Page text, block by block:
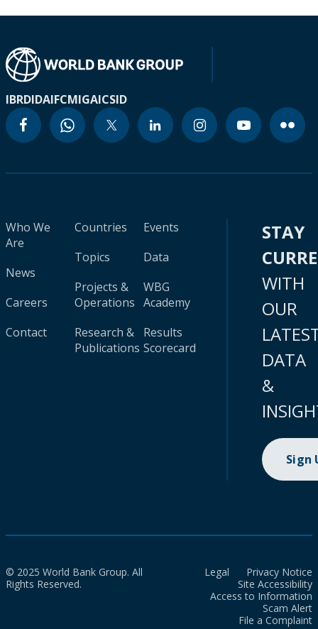
IBRDIDAIFCMIGAICSID
Who We
Are
News
Careers
Contact
Countries
Topics
Projects &
Operations
Research &
Publications
Events
Data
WBG
Academy
Results
Scorecard
STAY
WITH
OUR
DATA
&
Sign
© 2025 World Bank Group. All
Rights Reserved.
Legal
Privacy Notice
Site Accessibility
Access to Information
Scam Alert
File a Complaint